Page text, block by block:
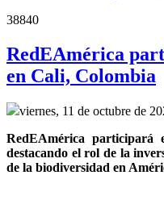
38840
RedEAmérica
en Cali, Colombia
viernes, 11 de octubre de
RedEAmérica participará
destacando el rol de la
de la biodiversidad en